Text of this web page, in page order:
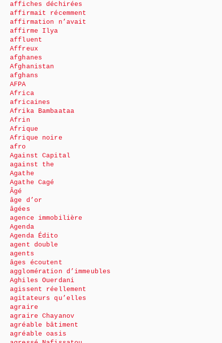
affiches déchirées
affirmait récemment
affirmation n’avait
affirme Ilya
affluent
Affreux
afghanes
Afghanistan
afghans
AFPA
Africa
africaines
Afrika Bambaataa
Afrin
Afrique
Afrique noire
afro
Against Capital
against the
Agathe
Agathe Cagé
Âgé
âge d’or
âgées
agence immobilière
Agenda
Agenda Édito
agent double
agents
âges écoutent
agglomération d’immeubles
Aghiles Ouerdani
agissent réellement
agitateurs qu’elles
agraire
agraire Chayanov
agréable bâtiment
agréable oasis